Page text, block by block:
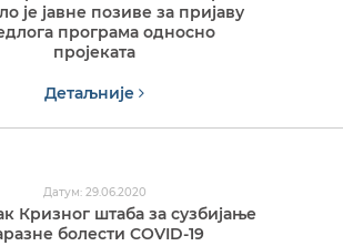
је јавне позиве за пријаву
програма односно
пројеката
Детаљније
Датум: 29.06.2020
Кризног штаба за сузбијање
болести COVID-19